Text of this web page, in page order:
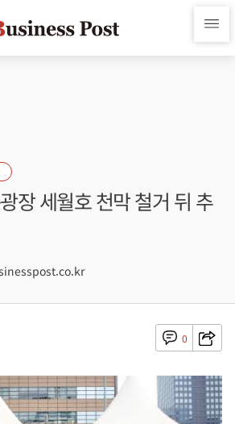
장 세월호 천막 철거 뒤 추
0